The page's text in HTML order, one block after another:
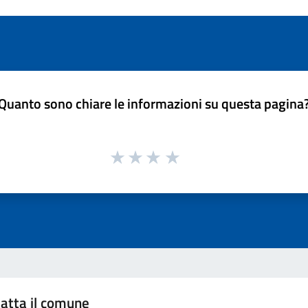
sono chiare le informazioni su questa
il comune